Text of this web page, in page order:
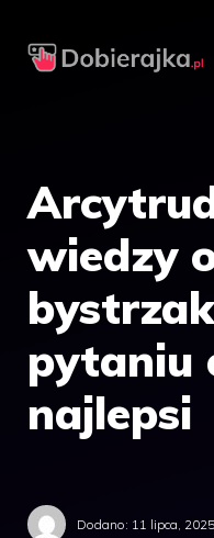
wiedzy
pytaniu
najlepsi
Dodano: 11 lipca, 2025